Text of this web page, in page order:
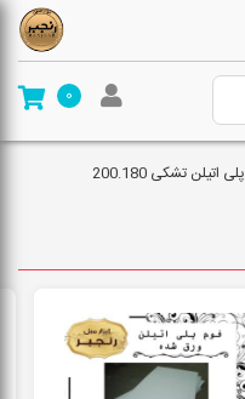
0
پلی اتیلن تشکی 200.180